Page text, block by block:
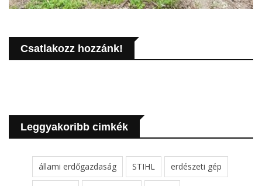
Csatlakozz hozzánk!
Leggyakoribb cimkék
állami erdőgazdaság STIHL erdészeti gép